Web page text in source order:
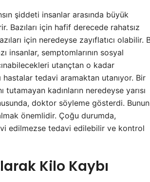
şiddeti insanlar arasında büyük
Bazıları için hafif derecede rahatsız
için neredeyse zayıflatıcı olabilir.
insanlar, semptomlarının sosyal
utançtan o kadar
hastalar tedavi aramaktan utanıyor. Bir
tutamayan kadınların neredeyse yarısı
doktor söyleme gösterdi.
önemlidir. Çoğu durumda,
edilmezse tedavi edilebilir ve kontrol
Kilo Kaybı